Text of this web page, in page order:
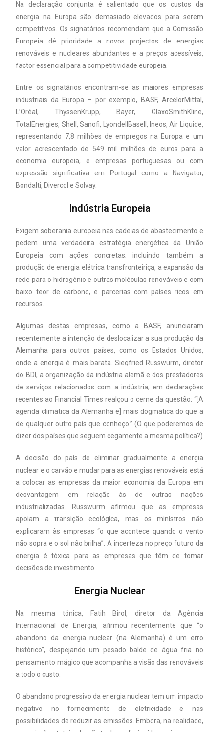
Na declaração conjunta é salientado que os custos da
energia na Europa são demasiado elevados para serem
competitivos. Os signatários recomendam que a Comissão
Europeia dê prioridade a novos projectos de energias
renováveis e nucleares abundantes e a preços acessíveis,
factor essencial para a competitividade europeia.
Entre os signatários encontram-se as maiores empresas
industriais da Europa – por exemplo, BASF, ArcelorMittal,
L’Oréal, ThyssenKrupp, Bayer, GlaxoSmithKline,
TotalEnergies, Shell, Sanofi, LyondellBasell, Ineos, Air Liquide,
representando 7,8 milhões de empregos na Europa e um
valor acrescentado de 549 mil milhões de euros para a
economia europeia, e empresas portuguesas ou com
expressão significativa em Portugal como a Navigator,
Bondalti, Divercol e Solvay.
Indústria Europeia
Exigem soberania europeia nas cadeias de abastecimento e
pedem uma verdadeira estratégia energética da União
Europeia com ações concretas, incluindo também a
produção de energia elétrica transfronteiriça, a expansão da
rede para o hidrogénio e outras moléculas renováveis e com
baixo teor de carbono, e parcerias com países ricos em
recursos.
Algumas destas empresas, como a BASF, anunciaram
recentemente a intenção de deslocalizar a sua produção da
Alemanha para outros países, como os Estados Unidos,
onde a energia é mais barata. Siegfried Russwurm, diretor
do BDI, a organização da indústria alemã e dos prestadores
de serviços relacionados com a indústria, em declarações
recentes ao Financial Times realçou o cerne da questão: “[A
agenda climática da Alemanha é] mais dogmática do que a
de qualquer outro país que conheço.” (O que poderemos de
dizer dos países que seguem cegamente a mesma política?)
A decisão do país de eliminar gradualmente a energia
nuclear e o carvão e mudar para as energias renováveis está
a colocar as empresas da maior economia da Europa em
desvantagem em relação às de outras nações
industrializadas. Russwurm afirmou que as empresas
apoiam a transição ecológica, mas os ministros não
explicaram às empresas “o que acontece quando o vento
não sopra e o sol não brilha”. A incerteza no preço futuro da
energia é tóxica para as empresas que têm de tomar
decisões de investimento.
Energia Nuclear
Na mesma tónica, Fatih Birol, diretor da Agência
Internacional de Energia, afirmou recentemente que “o
abandono da energia nuclear (na Alemanha) é um erro
histórico”, despejando um pesado balde de água fria no
pensamento mágico que acompanha a visão das renováveis
a todo o custo.
O abandono progressivo da energia nuclear tem um impacto
negativo no fornecimento de eletricidade e nas
possibilidades de reduzir as emissões. Embora, na realidade,